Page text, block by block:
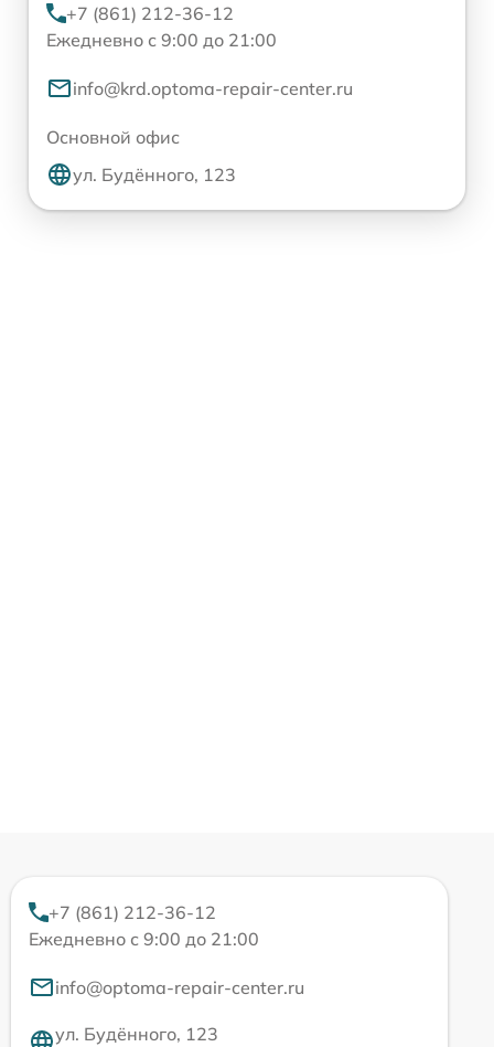
+7 (861) 212-36-12
Ежедневно с 9:00 до 21:00
info@krd.optoma-repair-center.ru
Основной офис
ул. Будённого, 123
+7 (861) 212-36-12
Ежедневно с 9:00 до 21:00
info@optoma-repair-center.ru
ул. Будённого, 123